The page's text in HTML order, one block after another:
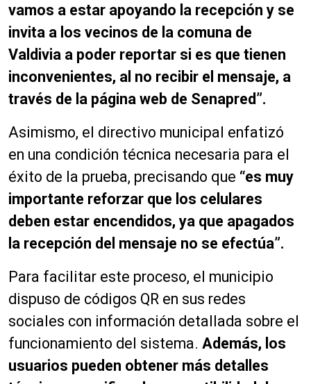
vamos a estar apoyando la recepción y se
invita a los vecinos de la comuna de
Valdivia a poder reportar si es que tienen
inconvenientes, al no recibir el mensaje, a
través de la página web de Senapred”.
Asimismo, el directivo municipal enfatizó
en una condición técnica necesaria para el
éxito de la prueba, precisando que “es muy
importante reforzar que los celulares
deben estar encendidos, ya que apagados
la recepción del mensaje no se efectúa”.
Para facilitar este proceso, el municipio
dispuso de códigos QR en sus redes
sociales con información detallada sobre el
funcionamiento del sistema. Además, los
usuarios pueden obtener más detalles